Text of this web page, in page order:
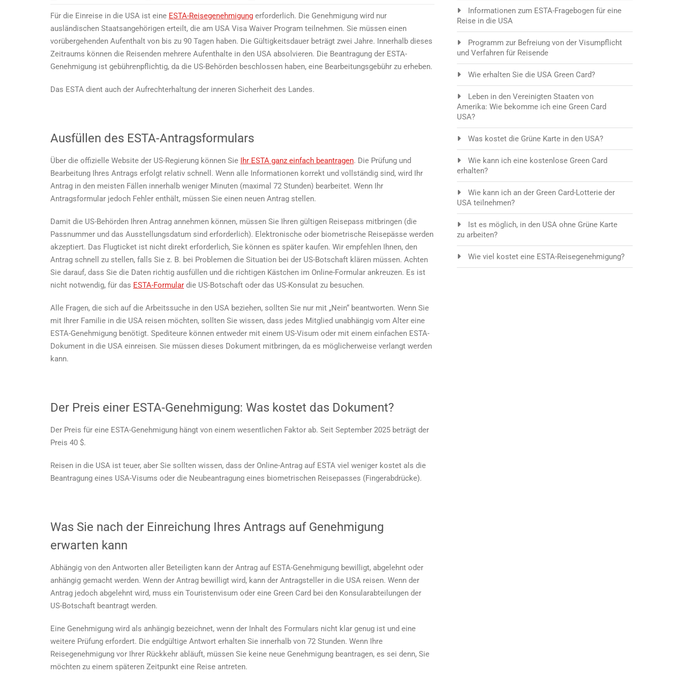
viel
kostet
eine
ESTA-
Reisegenehmigung?
Für die Einreise in die USA ist eine ESTA-Reisegenehmigung erforderlich. Die Genehmigung wird nur
ausländischen Staatsangehörigen erteilt, die am USA Visa Waiver Program teilnehmen. Sie müssen einen
vorübergehenden Aufenthalt von bis zu 90 Tagen haben. Die Gültigkeitsdauer beträgt zwei Jahre. Innerhalb dieses
Zeitraums können die Reisenden mehrere Aufenthalte in den USA absolvieren. Die Beantragung der ESTA-
Genehmigung ist gebührenpflichtig, da die US-Behörden beschlossen haben, eine Bearbeitungsgebühr zu erheben.
Das ESTA dient auch der Aufrechterhaltung der inneren Sicherheit des Landes.
Ausfüllen des ESTA-Antragsformulars
Über die offizielle Website der US-Regierung können Sie Ihr ESTA ganz einfach beantragen. Die Prüfung und
Bearbeitung Ihres Antrags erfolgt relativ schnell. Wenn alle Informationen korrekt und vollständig sind, wird Ihr
Antrag in den meisten Fällen innerhalb weniger Minuten (maximal 72 Stunden) bearbeitet. Wenn Ihr
Antragsformular jedoch Fehler enthält, müssen Sie einen neuen Antrag stellen.
Damit die US-Behörden Ihren Antrag annehmen können, müssen Sie Ihren gültigen Reisepass mitbringen (die
Passnummer und das Ausstellungsdatum sind erforderlich). Elektronische oder biometrische Reisepässe werden
akzeptiert. Das Flugticket ist nicht direkt erforderlich, Sie können es später kaufen. Wir empfehlen Ihnen, den
Antrag schnell zu stellen, falls Sie z. B. bei Problemen die Situation bei der US-Botschaft klären müssen. Achten
Sie darauf, dass Sie die Daten richtig ausfüllen und die richtigen Kästchen im Online-Formular ankreuzen. Es ist
nicht notwendig, für das ESTA-Formular die US-Botschaft oder das US-Konsulat zu besuchen.
Alle Fragen, die sich auf die Arbeitssuche in den USA beziehen, sollten Sie nur mit „Nein“ beantworten. Wenn Sie
mit Ihrer Familie in die USA reisen möchten, sollten Sie wissen, dass jedes Mitglied unabhängig vom Alter eine
ESTA-Genehmigung benötigt. Spediteure können entweder mit einem US-Visum oder mit einem einfachen ESTA-
Dokument in die USA einreisen. Sie müssen dieses Dokument mitbringen, da es möglicherweise verlangt werden
kann.
Der Preis einer ESTA-Genehmigung: Was kostet das Dokument?
Der Preis für eine ESTA-Genehmigung hängt von einem wesentlichen Faktor ab. Seit September 2025 beträgt der
Preis 40 $.
Reisen in die USA ist teuer, aber Sie sollten wissen, dass der Online-Antrag auf ESTA viel weniger kostet als die
Beantragung eines USA-Visums oder die Neubeantragung eines biometrischen Reisepasses (Fingerabdrücke).
Was Sie nach der Einreichung Ihres Antrags auf Genehmigung
erwarten kann
Abhängig von den Antworten aller Beteiligten kann der Antrag auf ESTA-Genehmigung bewilligt, abgelehnt oder
anhängig gemacht werden. Wenn der Antrag bewilligt wird, kann der Antragsteller in die USA reisen. Wenn der
Antrag jedoch abgelehnt wird, muss ein Touristenvisum oder eine Green Card bei den Konsularabteilungen der
US-Botschaft beantragt werden.
Eine Genehmigung wird als anhängig bezeichnet, wenn der Inhalt des Formulars nicht klar genug ist und eine
weitere Prüfung erfordert. Die endgültige Antwort erhalten Sie innerhalb von 72 Stunden. Wenn Ihre
Reisegenehmigung vor Ihrer Rückkehr abläuft, müssen Sie keine neue Genehmigung beantragen, es sei denn, Sie
möchten zu einem späteren Zeitpunkt eine Reise antreten.
Informationen zum ESTA-Fragebogen für eine
Reise in die USA
Programm zur Befreiung von der Visumpflicht
und Verfahren für Reisende
Wie erhalten Sie die USA Green Card?
Leben in den Vereinigten Staaten von
Amerika: Wie bekomme ich eine Green Card
USA?
Was kostet die Grüne Karte in den USA?
Wie kann ich eine kostenlose Green Card
erhalten?
Wie kann ich an der Green Card-Lotterie der
USA teilnehmen?
Ist es möglich, in den USA ohne Grüne Karte
zu arbeiten?
Wie viel kostet eine ESTA-Reisegenehmigung?